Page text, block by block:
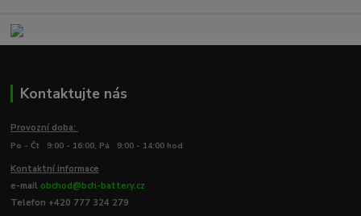
Kontaktujte nás
Provozní doba:
Po - Čt 9:00 - 16:00, Pá 9:00 - 14:00 hod
Kontaktní informace
e-mail obchod@bch-battery.cz
Telefon +420 777 324 279